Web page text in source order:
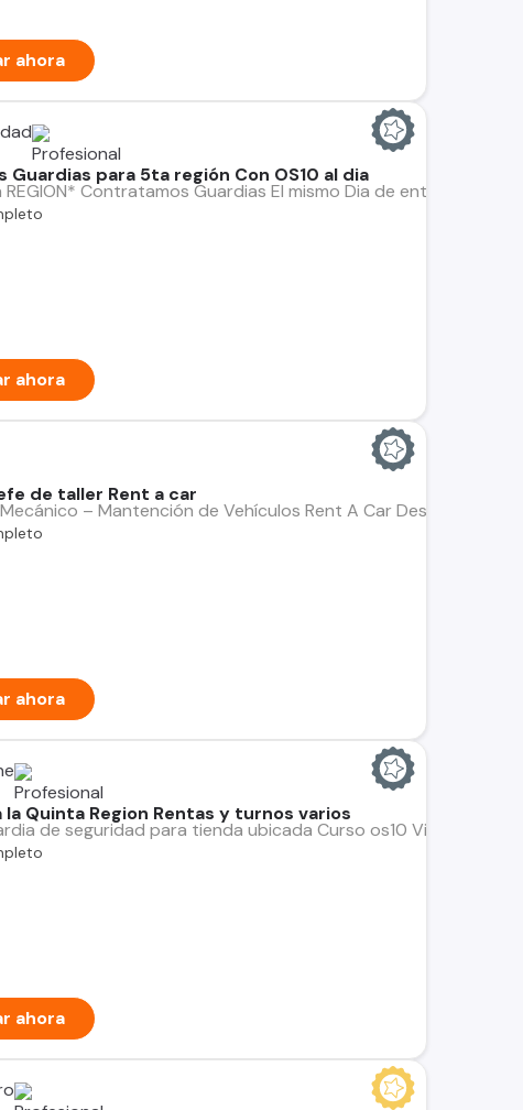
ahora
para 5ta región Con OS10 al dia
Contratamos Guardias El mismo Dia de entrevistas* ...
ahora
de taller Rent a car
– Mantención de Vehículos Rent A Car Descripción
ahora
la Quinta Region Rentas y turnos varios
de seguridad para tienda ubicada Curso os10 Vigente
ahora